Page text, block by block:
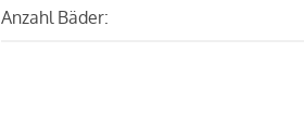
Anzahl Bäder: